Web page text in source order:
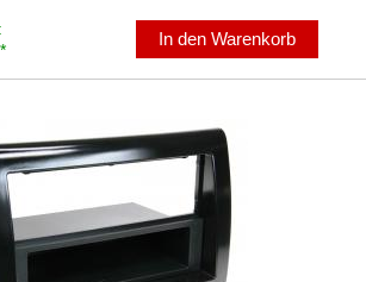
In den Warenkorb